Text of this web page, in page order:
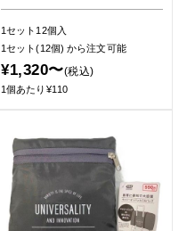
1セット12個入
1セット(12個)から注文可能
¥1,320〜(税込)
1個あたり¥110